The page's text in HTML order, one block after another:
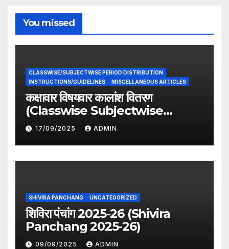
You missed
CLASSWISE/SUBJECTWISE PERIOD DISTRIBUTION
INSTRUCTIONS/GUIDELINES
MISCELLANEOUS ARTICLES
कक्षावार विषयवार कालांश वितरण
(Classwise Subjectwise
period distribution)
17/09/2025 ADMIN
SHIVIRA PANCHANG UNCATEGORIZED
शिविरा पंचांग 2025-26 (Shivira
Panchang 2025-26)
09/09/2025 ADMIN